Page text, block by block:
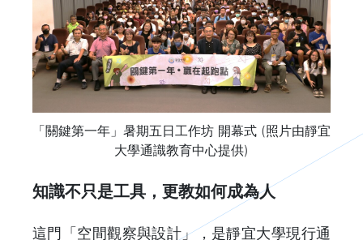
「關鍵第一年」暑期五日工作坊 開幕式 (照片由靜宜
大學通識教育中心提供)
知識不只是工具，更教如何成為人
這門「空間觀察與設計」，是靜宜大學現行通